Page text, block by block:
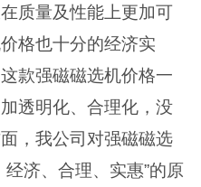
质量及性能上更加可
格也十分的经济实
款强磁磁选机价格一
透明化、合理化，没
，我公司对强磁磁选
济、合理、实惠”的原